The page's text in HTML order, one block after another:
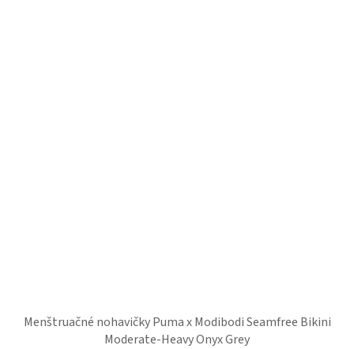
Menštruačné nohavičky Puma x Modibodi Seamfree Bikini
Moderate-Heavy Onyx Grey